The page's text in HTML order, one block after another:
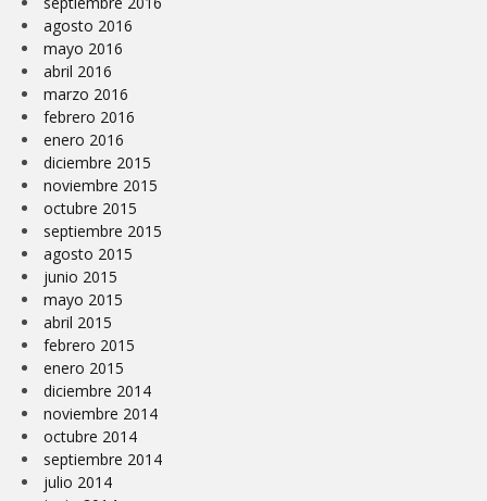
agosto 2016
mayo 2016
abril 2016
marzo 2016
febrero 2016
enero 2016
diciembre 2015
noviembre 2015
octubre 2015
septiembre 2015
agosto 2015
junio 2015
mayo 2015
abril 2015
febrero 2015
enero 2015
diciembre 2014
noviembre 2014
octubre 2014
septiembre 2014
julio 2014